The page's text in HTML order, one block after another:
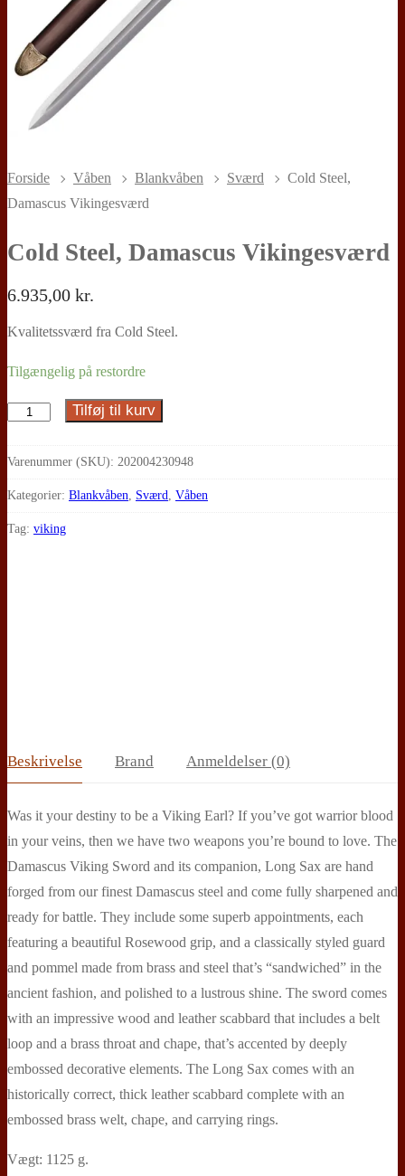
Forside Våben Blankvåben Sværd
Cold Steel,
Damascus Vikingesværd
Cold Steel, Damascus Vikingesværd
6.935,00 kr.
Kvalitetssværd fra Cold Steel.
Tilgængelig på restordre
Cold
Damascus
Vikingesværd
Tilføj til kurv
Varenummer (SKU): 202004230948
Kategorier: Blankvåben, Sværd, Våben
Tag: viking
Beskrivelse Brand Anmeldelser (0)
Was it your destiny to be a Viking Earl? If you’ve got warrior blood
in your veins, then we have two weapons you’re bound to love. The
Damascus Viking Sword and its companion, Long Sax are hand
forged from our finest Damascus steel and come fully sharpened and
ready for battle. They include some superb appointments, each
featuring a beautiful Rosewood grip, and a classically styled guard
and pommel made from brass and steel that’s “sandwiched” in the
ancient fashion, and polished to a lustrous shine. The sword comes
with an impressive wood and leather scabbard that includes a belt
loop and a brass throat and chape, that’s accented by deeply
embossed decorative elements. The Long Sax comes with an
historically correct, thick leather scabbard complete with an
embossed brass welt, chape, and carrying rings.
Vægt: 1125 g.